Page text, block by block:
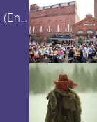
BLANK Band mit Boddi Bodag (Engerling)